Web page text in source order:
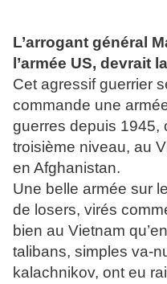
L’arrogant général
l’armée US, devrait
Cet agressif guerrier
commande une
guerres depuis 1945,
troisième niveau, au
en Afghanistan.
Une belle armée sur
de losers, virés
bien au Vietnam
talibans, simples va-
kalachnikov, ont eu